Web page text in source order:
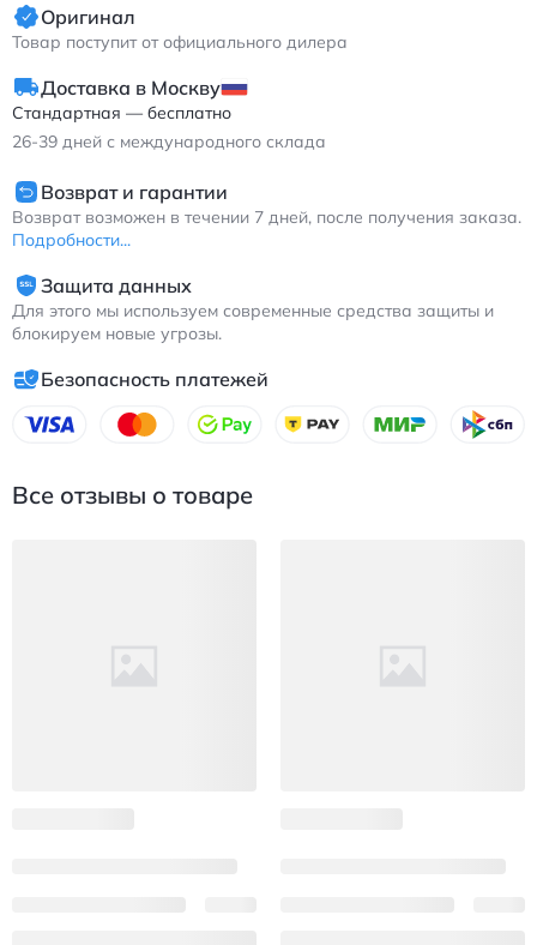
Оригинал
Товар поступит от официального дилера
Доставка в Москву
Стандартная — бесплатно
26-39 дней с международного склада
Возврат и гарантии
Возврат возможен в течении 7 дней, после получения заказа.
Подробности...
Защита данных
Для этого мы используем современные средства защиты и
блокируем новые угрозы.
Безопасность платежей
Все отзывы о товаре